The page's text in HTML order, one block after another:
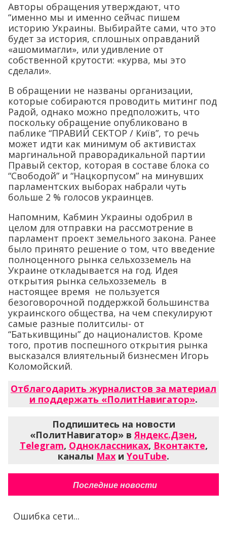
Авторы обращения утверждают, что
“именно мы и именно сейчас пишем
историю Украины. Выбирайте сами, что это
будет за история, сплошных оправданий
«ашомимагли», или удивление от
собственной крутости: «курва, мы это
сделали».
В обращении не названы организации,
которые собираются проводить митинг под
Радой, однако можно предположить, что
поскольку обращение опубликовано в
паблике “ПРАВИЙ СЕКТОР / Київ”, то речь
может идти как минимум об активистах
маргинальной праворадикальной партии
Правый сектор, которая в составе блока со
“Свободой” и “Нацкорпусом” на минувших
парламентских выборах набрали чуть
больше 2 % голосов украинцев.
Напомним, Кабмин Украины одобрил в
целом для отправки на рассмотрение в
парламент проект земельного закона. Ранее
было принято решение о том, что введение
полноценного рынка сельхозземель на
Украине откладывается на год. Идея
открытия рынка сельхозземель в
настоящее время не пользуется
безоговорочной поддержкой большинства
украинского общества, на чем спекулируют
самые разные политсилы- от
“Батькивщины” до националистов. Кроме
того, против поспешного открытия рынка
высказался влиятельный бизнесмен Игорь
Коломойский.
Отблагодарить журналистов за материал
и поддержать «ПолитНавигатор».
Подпишитесь на новости
«ПолитНавигатор» вЯндекс.Дзен,
Telegram, Одноклассниках, Вконтакте,
каналы Max и YouTube.
Последние новости
Ошибка сети...